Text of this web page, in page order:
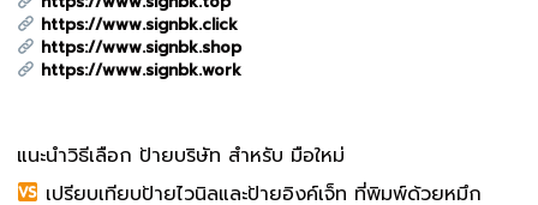
https://www.signbk.click
https://www.signbk.shop
https://www.signbk.work
แนะนำวิธีเลือก ป้ายบริษัท สำหรับ มือใหม่
เปรียบเทียบป้ายไวนิลและป้ายอิงค์เจ็ท ที่พิมพ์ด้วยหมึก